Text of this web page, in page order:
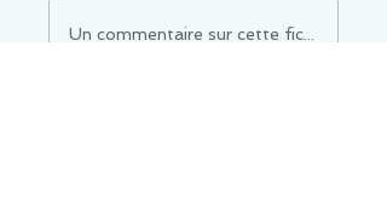
Un commentaire sur cette fiche ou cet